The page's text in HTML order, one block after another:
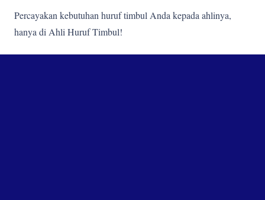
Percayakan kebutuhan huruf timbul Anda kepada ahlinya,
hanya di Ahli Huruf Timbul!